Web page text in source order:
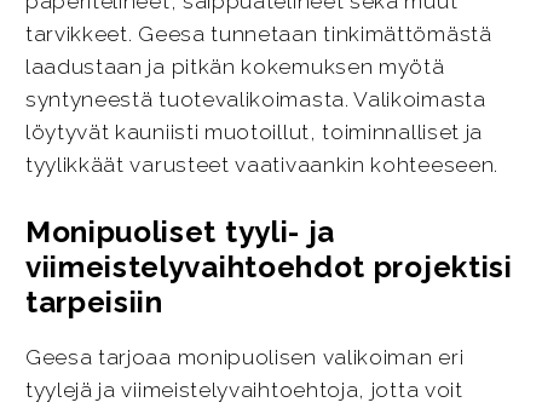
tarvikkeet. Geesa tunnetaan tinkimättömästä
laadustaan ja pitkän kokemuksen myötä
syntyneestä tuotevalikoimasta. Valikoimasta
löytyvät kauniisti muotoillut, toiminnalliset ja
tyylikkäät varusteet vaativaankin kohteeseen.
Monipuoliset tyyli- ja
viimeistelyvaihtoehdot projektisi
tarpeisiin
Geesa tarjoaa monipuolisen valikoiman eri
tyylejä ja viimeistelyvaihtoehtoja, jotta voit